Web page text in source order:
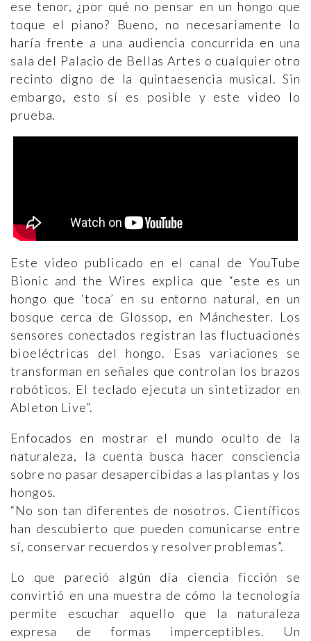
ese tenor, ¿por qué no pensar en un hongo que
toque el piano? Bueno, no necesariamente lo
haría frente a una audiencia concurrida en una
sala del Palacio de Bellas Artes o cualquier otro
recinto digno de la quintaesencia musical. Sin
embargo, esto sí es posible y este video lo
prueba.
Este video publicado en el canal de YouTube
Bionic and the Wires explica que “este es un
hongo que ‘toca’ en su entorno natural, en un
bosque cerca de Glossop, en Mánchester. Los
sensores conectados registran las fluctuaciones
bioeléctricas del hongo. Esas variaciones se
transforman en señales que controlan los brazos
robóticos. El teclado ejecuta un sintetizador en
Ableton Live”.
Enfocados en mostrar el mundo oculto de la
naturaleza, la cuenta busca hacer consciencia
sobre no pasar desapercibidas a las plantas y los
hongos.
“No son tan diferentes de nosotros. Científicos
han descubierto que pueden comunicarse entre
sí, conservar recuerdos y resolver problemas”.
Lo que pareció algún día ciencia ficción se
convirtió en una muestra de cómo la tecnología
permite escuchar aquello que la naturaleza
expresa de formas imperceptibles. Un